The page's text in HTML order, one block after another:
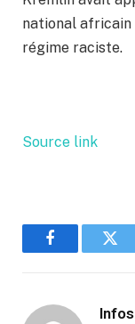
national africain
régime raciste.
Source link
Facebook